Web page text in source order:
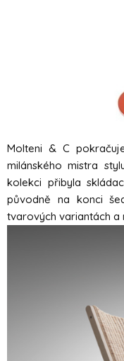
Molteni & C
milánského mistra
kolekci přibyla
původně na konci
tvarových variantách a